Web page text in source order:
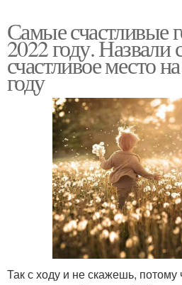
Самые
2022 году. Назвали
счастливое место
году
Так с ходу и не скажешь, потому